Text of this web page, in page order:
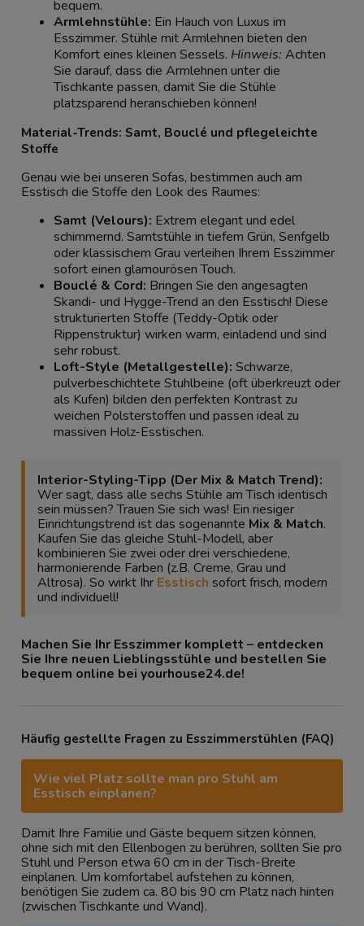
bequem.
Armlehnstühle: Ein Hauch von Luxus im
Esszimmer. Stühle mit Armlehnen bieten den
Komfort eines kleinen Sessels. Hinweis: Achten
Sie darauf, dass die Armlehnen unter die
Tischkante passen, damit Sie die Stühle
platzsparend heranschieben können!
Material-Trends: Samt, Bouclé und pflegeleichte
Stoffe
Genau wie bei unseren Sofas, bestimmen auch am
Esstisch die Stoffe den Look des Raumes:
Samt (Velours): Extrem elegant und edel
schimmernd. Samtstühle in tiefem Grün, Senfgelb
oder klassischem Grau verleihen Ihrem Esszimmer
sofort einen glamourösen Touch.
Bouclé & Cord: Bringen Sie den angesagten
Skandi- und Hygge-Trend an den Esstisch! Diese
strukturierten Stoffe (Teddy-Optik oder
Rippenstruktur) wirken warm, einladend und sind
sehr robust.
Loft-Style (Metallgestelle): Schwarze,
pulverbeschichtete Stuhlbeine (oft überkreuzt oder
als Kufen) bilden den perfekten Kontrast zu
weichen Polsterstoffen und passen ideal zu
massiven Holz-Esstischen.
Interior-Styling-Tipp (Der Mix & Match Trend):
Wer sagt, dass alle sechs Stühle am Tisch identisch
sein müssen? Trauen Sie sich was! Ein riesiger
Einrichtungstrend ist das sogenannte Mix & Match.
Kaufen Sie das gleiche Stuhl-Modell, aber
kombinieren Sie zwei oder drei verschiedene,
harmonierende Farben (z.B. Creme, Grau und
Altrosa). So wirkt Ihr Esstisch sofort frisch, modern
und individuell!
Machen Sie Ihr Esszimmer komplett – entdecken
Sie Ihre neuen Lieblingsstühle und bestellen Sie
bequem online bei yourhouse24.de!
Häufig gestellte Fragen zu Esszimmerstühlen (FAQ)
Wie viel Platz sollte man pro Stuhl am
Esstisch einplanen?
Damit Ihre Familie und Gäste bequem sitzen können,
ohne sich mit den Ellenbogen zu berühren, sollten Sie pro
Stuhl und Person etwa 60 cm in der Tisch-Breite
einplanen. Um komfortabel aufstehen zu können,
benötigen Sie zudem ca. 80 bis 90 cm Platz nach hinten
(zwischen Tischkante und Wand).